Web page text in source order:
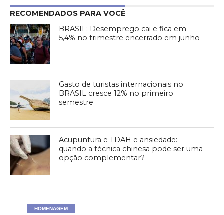
RECOMENDADOS PARA VOCÊ
BRASIL: Desemprego cai e fica em
5,4% no trimestre encerrado em junho
Gasto de turistas internacionais no
BRASIL cresce 12% no primeiro
semestre
Acupuntura e TDAH e ansiedade:
quando a técnica chinesa pode ser uma
opção complementar?
HOMENAGEM